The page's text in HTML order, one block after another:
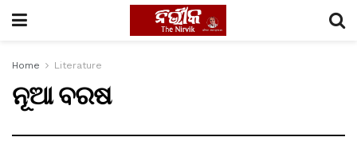
Home Literature
ନୂଆ ବରଷ